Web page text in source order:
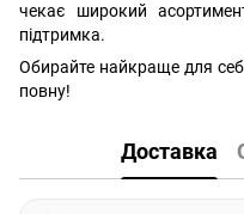
чекає широкий
підтримка.
Обирайте найкраще для
повну!
Доставка